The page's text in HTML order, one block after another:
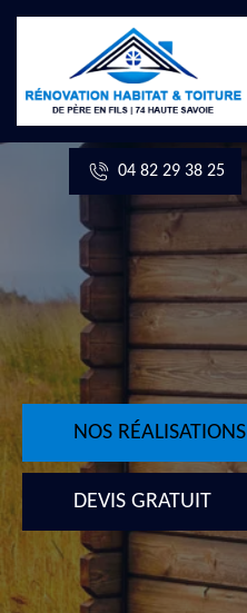
04 82 29 38 25
NOS RÉALISATIONS
DEVIS GRATUIT